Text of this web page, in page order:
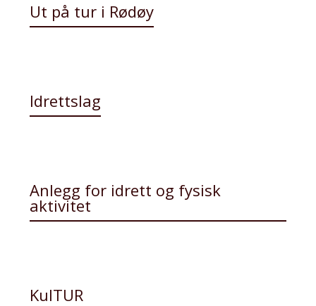
Ut på tur i Rødøy
Idrettslag
Anlegg for idrett og fysisk
aktivitet
KulTUR